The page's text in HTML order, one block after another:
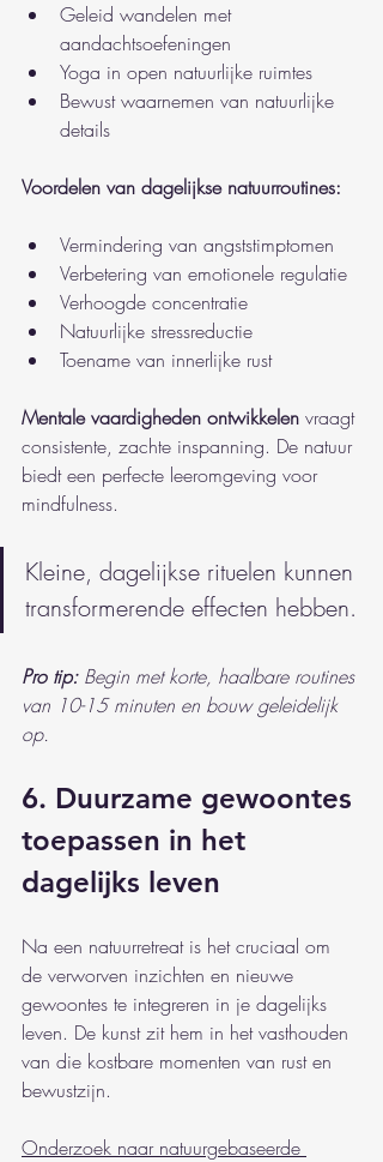
Geleid wandelen met
aandachtsoefeningen
Yoga in open natuurlijke ruimtes
Bewust waarnemen van natuurlijke
details
Voordelen van dagelijkse natuurroutines:
Vermindering van angststimptomen
Verbetering van emotionele regulatie
Verhoogde concentratie
Natuurlijke stressreductie
Toename van innerlijke rust
Mentale vaardigheden ontwikkelen vraagt
consistente, zachte inspanning. De natuur
biedt een perfecte leeromgeving voor
mindfulness.
Kleine, dagelijkse rituelen kunnen
transformerende effecten hebben.
Pro tip: Begin met korte, haalbare routines
van 10-15 minuten en bouw geleidelijk
op.
6. Duurzame gewoontes
toepassen in het
dagelijks leven
Na een natuurretreat is het cruciaal om
de verworven inzichten en nieuwe
gewoontes te integreren in je dagelijks
leven. De kunst zit hem in het vasthouden
van die kostbare momenten van rust en
bewustzijn.
Onderzoek naar natuurgebaseerde